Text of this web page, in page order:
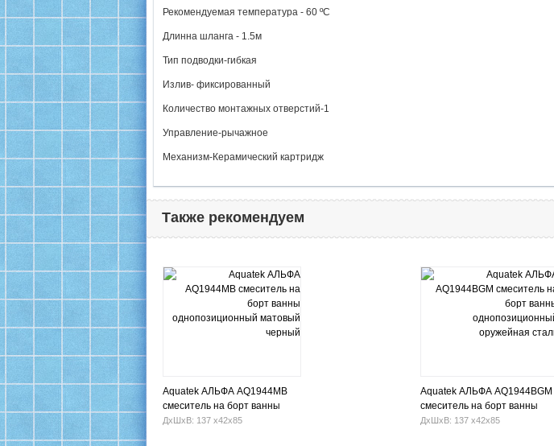
Рекомендуемая температура - 60 ºC
Длинна шланга - 1.5м
Тип подводки-гибкая
Излив- фиксированный
Количество монтажных отверстий-1
Управление-рычажное
Механизм-Керамический картридж
Также рекомендуем
Aquatek АЛЬФА AQ1944MB
смеситель на борт ванны
однопозиционный матовый
ДхШхВ: 137 х42х85
Aquatek АЛЬФА AQ1944BGM
смеситель на борт ванны
однопозиционный оружейная
ДхШхВ: 137 х42х85